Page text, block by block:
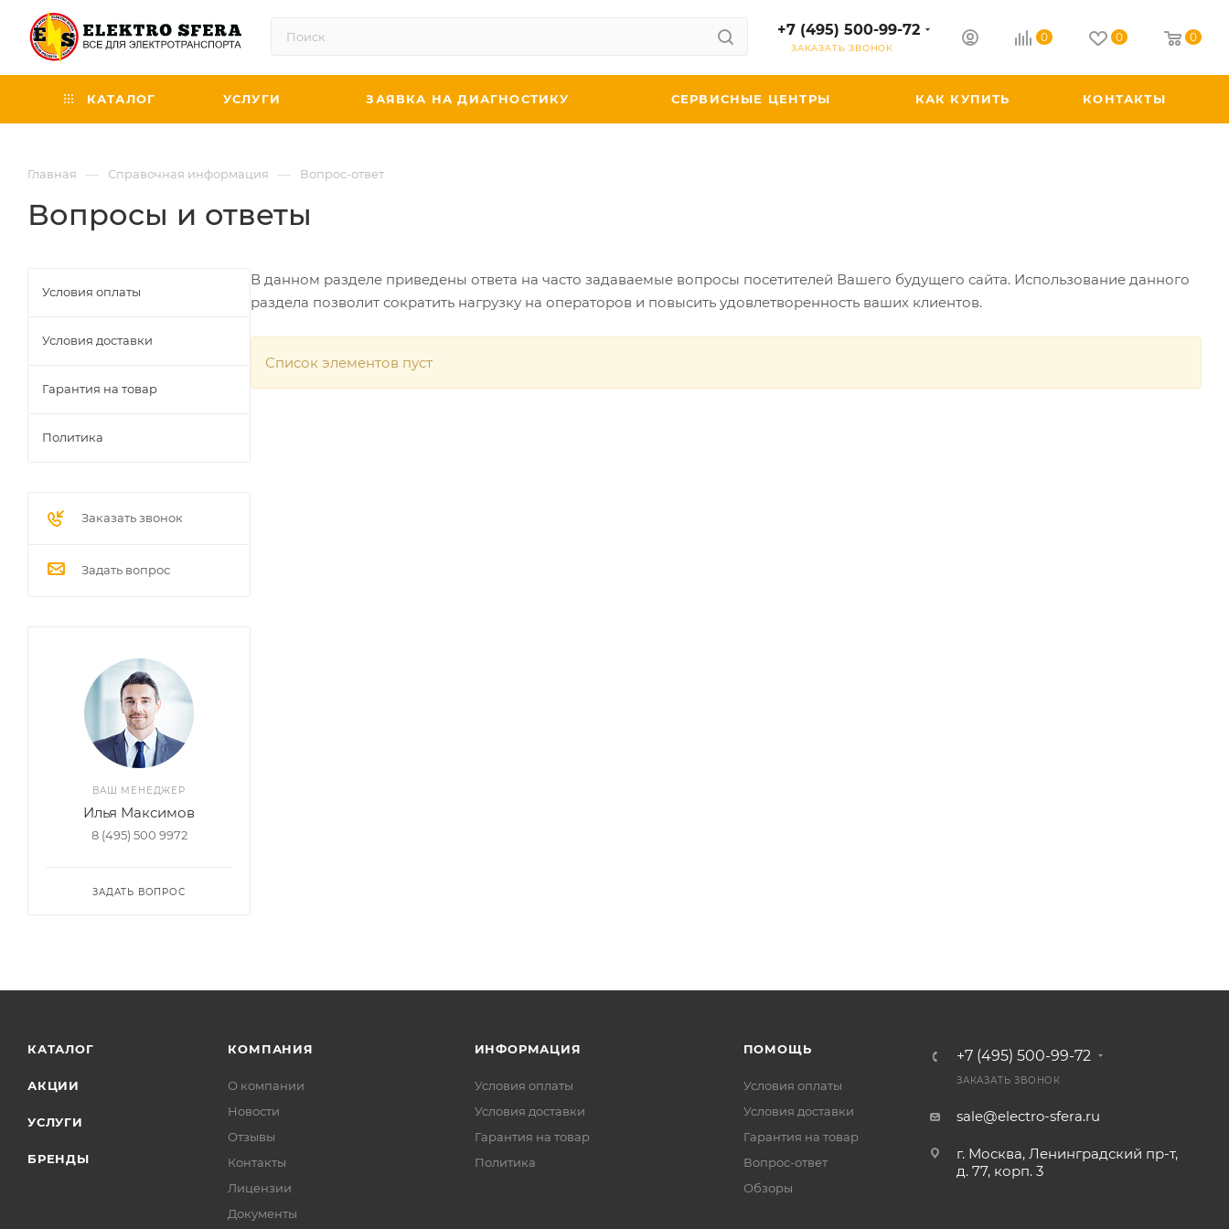
+7 (495) 500-99-72
ЗАКАЗАТЬ ЗВОНОК
0 0 0
КАТАЛОГ УСЛУГИ ЗАЯВКА НА ДИАГНОСТИКУ СЕРВИСНЫЕ ЦЕНТРЫ КАК КУПИТЬ КОНТАКТЫ
Главная — Справочная информация — Вопрос-ответ
Вопросы и ответы
В данном разделе приведены ответа на часто задаваемые вопросы посетителей Вашего будущего сайта. Использование данного
раздела позволит сократить нагрузку на операторов и повысить удовлетворенность ваших клиентов.
Список элементов пуст
Условия оплаты
Условия доставки
Гарантия на товар
Политика
Заказать звонок
Задать вопрос
ВАШ МЕНЕДЖЕР
Илья Максимов
8 (495) 500 9972
ЗАДАТЬ ВОПРОС
КАТАЛОГ
АКЦИИ
УСЛУГИ
БРЕНДЫ
КОМПАНИЯ
О компании
Новости
Отзывы
Контакты
Лицензии
Документы
ИНФОРМАЦИЯ
Условия оплаты
Условия доставки
Гарантия на товар
Политика
ПОМОЩЬ
Условия оплаты
Условия доставки
Гарантия на товар
Вопрос-ответ
Обзоры
+7 (495) 500-99-72
ЗАКАЗАТЬ ЗВОНОК
sale@electro-sfera.ru
г. Москва, Ленинградский пр-т,
д. 77, корп. 3